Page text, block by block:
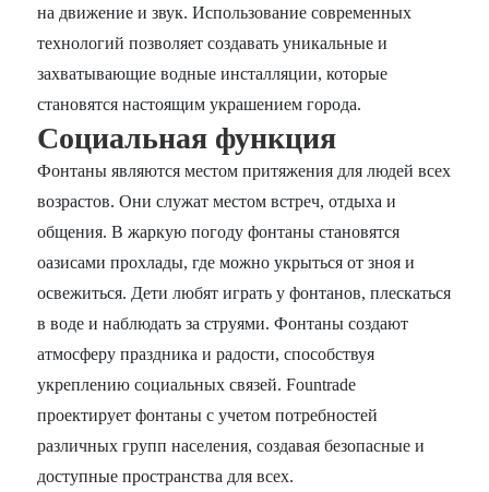
на движение и звук. Использование современных
технологий позволяет создавать уникальные и
захватывающие водные инсталляции, которые
становятся настоящим украшением города.
Социальная функция
Фонтаны являются местом притяжения для людей всех
возрастов. Они служат местом встреч, отдыха и
общения. В жаркую погоду фонтаны становятся
оазисами прохлады, где можно укрыться от зноя и
освежиться. Дети любят играть у фонтанов, плескаться
в воде и наблюдать за струями. Фонтаны создают
атмосферу праздника и радости, способствуя
укреплению социальных связей. Fountrade
проектирует фонтаны с учетом потребностей
различных групп населения, создавая безопасные и
доступные пространства для всех.